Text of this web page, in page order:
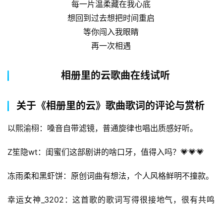
每一片温柔藏在我心底
想回到过去想把时间重启
等你闯入我眼睛
再一次相遇
相册里的云歌曲在线试听
关于《相册里的云》歌曲歌词的评论与赏析
以熙渝栩：嗓音自带滤镜，普通旋律也唱出质感好听。
Z笙隐wt：闺蜜们这部剧讲的啥口牙，值得入吗？💗💗💗
冻雨柔和黑虾饼：原创词曲有想法，个人风格鲜明不撞款。
幸运女神_3202：这首歌的歌词写得很接地气，很有共鸣